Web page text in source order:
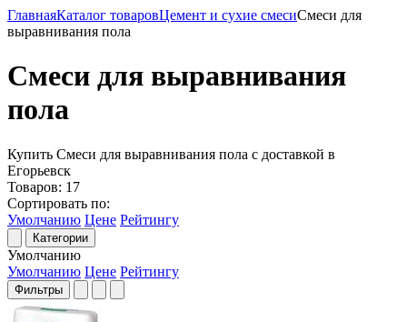
ГлавнаяКаталог товаровЦемент и сухие смесиСмеси для
выравнивания пола
Смеси для выравнивания
пола
Купить Смеси для выравнивания пола с доставкой в
Егорьевск
Товаров: 17
Сортировать по:
Умолчанию Цене Рейтингу
Категории
Умолчанию
Умолчанию Цене Рейтингу
Фильтры